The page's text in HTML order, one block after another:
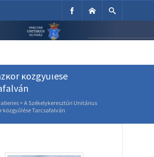
Egyház
Unitárius
közgyűlése
> A Székelykeresztúri Unitárius
közgyűlése Tarcsafalván